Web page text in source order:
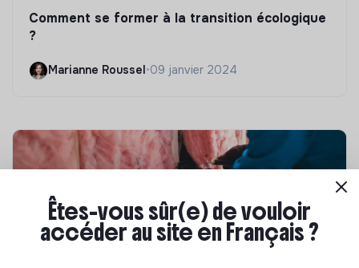
Comment se former à la transition écologique
?
Marianne Roussel •09 janvier 2024
Êtes-vous sûr(e) de vouloir
accéder au site en Français ?